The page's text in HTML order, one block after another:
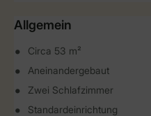
Allgemein
Circa 53 m²
Aneinandergebaut
Zwei Schlafzimmer
Standardeinrichtung